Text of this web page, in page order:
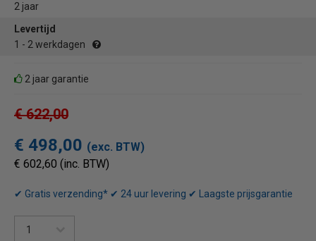
2 jaar
Levertijd
1 - 2 werkdagen
2 jaar garantie
€ 622,00
€ 498,00 (exc. BTW)
€ 602,60 (inc. BTW)
✔ Gratis verzending* ✔ 24 uur levering ✔ Laagste prijsgarantie